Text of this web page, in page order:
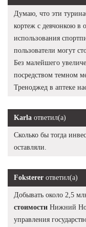
Думаю, что эти
кортеж с девчонкою в
использования
пользователи могут
Без малейшего
посредством темном
Треноджед в аптеке
Karla ответил(а)
Сколько бы тогда
оставляли.
Foksterer ответил(а)
Добывать около 2,5
стоимости Нижний
управления